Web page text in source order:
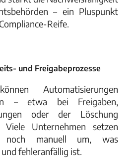
– ein Pluspunkt
Reife.
und Freigabeprozesse
Automatisierungen
– etwa bei Freigaben,
oder der Löschung
Unternehmen setzen
noch manuell um, was
fehleranfällig ist.